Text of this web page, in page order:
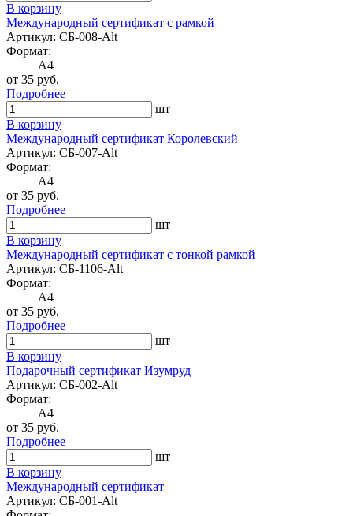
В корзину
Международный сертификат с рамкой
Артикул: СБ-008-Alt
Формат:
A4
от 35 руб.
Подробнее
шт
В корзину
Международный сертификат Королевский
Артикул: СБ-007-Alt
Формат:
A4
от 35 руб.
Подробнее
шт
В корзину
Международный сертификат с тонкой рамкой
Артикул: СБ-1106-Alt
Формат:
A4
от 35 руб.
Подробнее
шт
В корзину
Подарочный сертификат Изумруд
Артикул: СБ-002-Alt
Формат:
A4
от 35 руб.
Подробнее
шт
В корзину
Международный сертификат
Артикул: СБ-001-Alt